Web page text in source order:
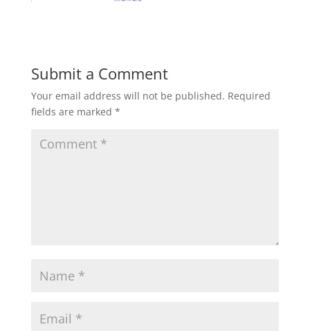
Submit a Comment
Your email address will not be published. Required
fields are marked *